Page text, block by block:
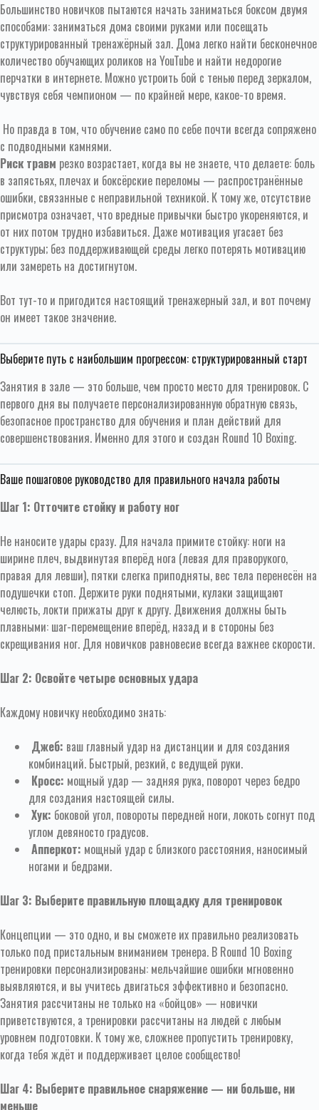
Большинство новичков пытаются начать заниматься боксом двумя
способами: заниматься дома своими руками или посещать
структурированный тренажёрный зал. Дома легко найти бесконечное
количество обучающих роликов на YouTube и найти недорогие
перчатки в интернете. Можно устроить бой с тенью перед зеркалом,
чувствуя себя чемпионом — по крайней мере, какое-то время.
Но правда в том, что обучение само по себе почти всегда сопряжено
с подводными камнями.
Риск травм резко возрастает, когда вы не знаете, что делаете: боль
в запястьях, плечах и боксёрские переломы — распространённые
ошибки, связанные с неправильной техникой. К тому же, отсутствие
присмотра означает, что вредные привычки быстро укореняются, и
от них потом трудно избавиться. Даже мотивация угасает без
структуры; без поддерживающей среды легко потерять мотивацию
или замереть на достигнутом.
Вот тут-то и пригодится настоящий тренажерный зал, и вот почему
он имеет такое значение.
Выберите путь с наибольшим прогрессом: структурированный старт
Занятия в зале — это больше, чем просто место для тренировок. С
первого дня вы получаете персонализированную обратную связь,
безопасное пространство для обучения и план действий для
совершенствования. Именно для этого и создан Round 10 Boxing.
Ваше пошаговое руководство для правильного начала работы
Шаг 1: Отточите стойку и работу ног
Не наносите удары сразу. Для начала примите стойку: ноги на
ширине плеч, выдвинутая вперёд нога (левая для праворукого,
правая для левши), пятки слегка приподняты, вес тела перенесён на
подушечки стоп. Держите руки поднятыми, кулаки защищают
челюсть, локти прижаты друг к другу. Движения должны быть
плавными: шаг-перемещение вперёд, назад и в стороны без
скрещивания ног. Для новичков равновесие всегда важнее скорости.
Шаг 2: Освойте четыре основных удара
Каждому новичку необходимо знать:
Джеб: ваш главный удар на дистанции и для создания
комбинаций. Быстрый, резкий, с ведущей руки.
Кросс: мощный удар — задняя рука, поворот через бедро
для создания настоящей силы.
Хук: боковой угол, повороты передней ноги, локоть согнут под
углом девяносто градусов.
Апперкот: мощный удар с близкого расстояния, наносимый
ногами и бедрами.
Шаг 3: Выберите правильную площадку для тренировок
Концепции — это одно, и вы сможете их правильно реализовать
только под пристальным вниманием тренера. В Round 10 Boxing
тренировки персонализированы: мельчайшие ошибки мгновенно
выявляются, и вы учитесь двигаться эффективно и безопасно.
Занятия рассчитаны не только на «бойцов» — новички
приветствуются, а тренировки рассчитаны на людей с любым
уровнем подготовки. К тому же, сложнее пропустить тренировку,
когда тебя ждёт и поддерживает целое сообщество!
Шаг 4: Выберите правильное снаряжение — ни больше, ни
меньше